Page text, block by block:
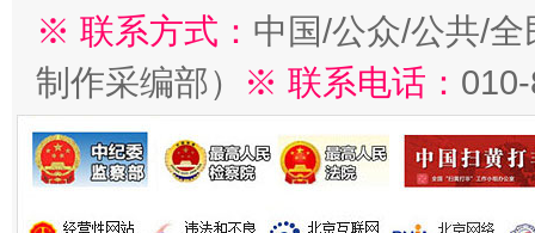
※ 联系方式： 中国/公众/公共/
制作采编部）
※ 联系电话：